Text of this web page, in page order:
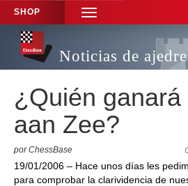
SHOP
TOGGLE
NAVIGATION
Noticias de
¿Quién
aan Zee?
por ChessBase
19/01/2006 – Hace unos días les
para comprobar la clarividencia de